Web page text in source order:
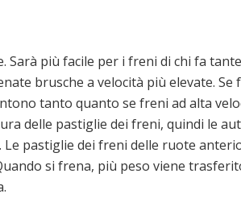
più facile per i freni di chi fa
brusche a velocità più elevate. Se
tanto quanto se freni ad alta
delle pastiglie dei freni, quindi le
pastiglie dei freni delle ruote
si frena, più peso viene